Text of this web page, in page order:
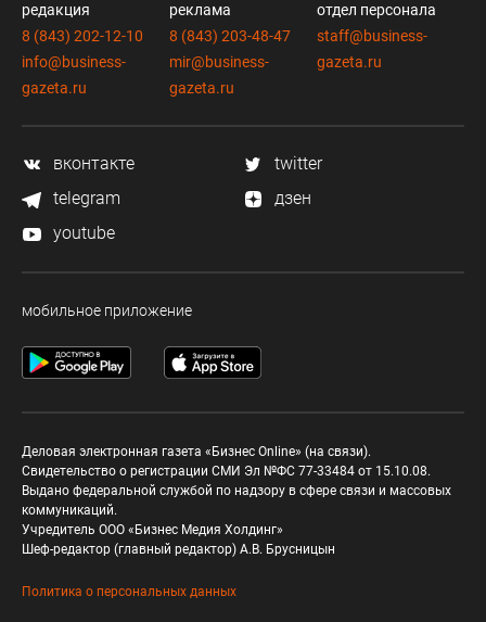
редакция
8 (843) 202-12-10
info@business-
gazeta.ru
реклама
8 (843) 203-48-47
mir@business-
gazeta.ru
отдел персонала
staff@business-
gazeta.ru
вконтакте
twitter
telegram
дзен
youtube
мобильное приложение
Деловая электронная газета «Бизнес Online» (на связи).
Свидетельство о регистрации СМИ Эл №ФС 77-33484 от 15.10.08.
Выдано федеральной службой по надзору в сфере связи и массовых
коммуникаций.
Учредитель ООО «Бизнес Медия Холдинг»
Шеф-редактор (главный редактор) А.В. Брусницын
Политика о персональных данных